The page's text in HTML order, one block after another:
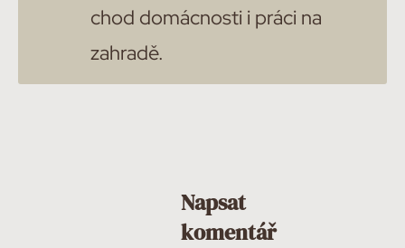
chod domácnosti i práci na
zahradě.
Napsat
komentář